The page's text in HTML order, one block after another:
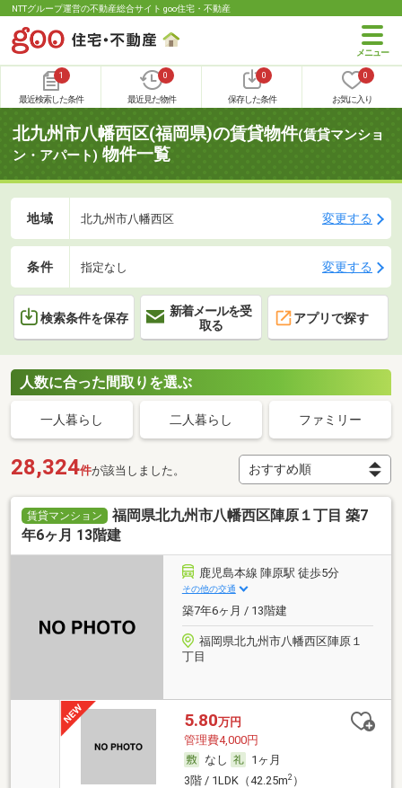
NTTグループ運営の不動産総合サイト goo住宅・不動産
1
最近検索した条件
0
最近見た物件
0
保存した条件
0
お気に入り
北九州市八幡西区(福岡県)の賃貸物件(賃貸マンショ
ン・アパート) 物件一覧
地域 北九州市八幡西区 変更する
条件 指定なし 変更する
検索条件を保存
新着メールを受
取る
アプリで探す
人数に合った間取りを選ぶ
一人暮らし 二人暮らし ファミリー
28,324件が該当しました。
賃貸マンション
福岡県北九州市八幡西区陣原１丁目 築7
年6ヶ月 13階建
鹿児島本線 陣原駅 徒歩5分
その他の交通
築7年6ヶ月 / 13階建
福岡県北九州市八幡西区陣原１
丁目
5.80万円
管理費4,000円
なし
1ヶ月
3階 / 1LDK（42.25m2）